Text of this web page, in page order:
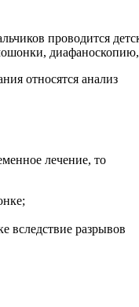
проводится
относятся анализ
лечение, то
вследствие разрывов